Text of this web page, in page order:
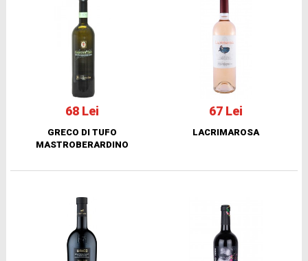
68 Lei
GRECO DI TUFO
MASTROBERARDINO
67 Lei
LACRIMAROSA